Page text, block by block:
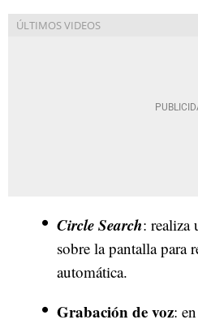
Circle Search: realiza
sobre la pantalla para
automática.
Grabación de voz: